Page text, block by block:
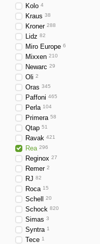
Kolo 4
Kraus 38
Kroner 288
Lidz 82
Miro Europe 6
Mixxen 210
Newarc 29
Oli 2
Oras 345
Paffoni 465
Perla 104
Primera 58
Qtap 51
Ravak 421
Rea 296
Reginox 27
Remer 2
RJ 82
Roca 15
Schell 20
Schock 820
Simas 3
Syntra 1
Tece 1